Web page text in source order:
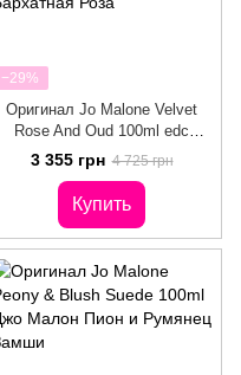
−29%
Оригинал Jo Malone Velvet
Rose And Oud 100ml edc
Одеколон Унисекс Джо Малон
Вельвет Роуз и Уд /
Бархатная Роза
3 355 грн 4 725 грн
Купить